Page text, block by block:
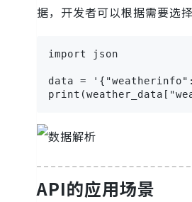
据，开发者可以根据需要选
import json
data =
API的应用场景